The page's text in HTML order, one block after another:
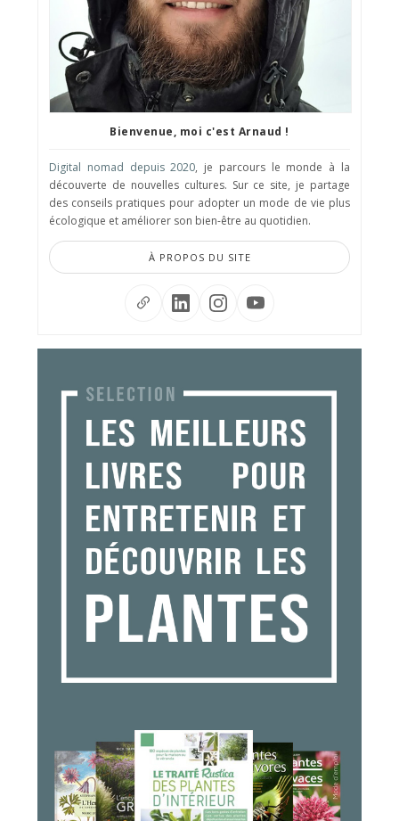
Bienvenue, moi c'est Arnaud !
Digital nomad depuis 2020, je parcours le monde à la
découverte de nouvelles cultures. Sur ce site, je partage
des conseils pratiques pour adopter un mode de vie plus
écologique et améliorer son bien-être au quotidien.
À PROPOS DU SITE